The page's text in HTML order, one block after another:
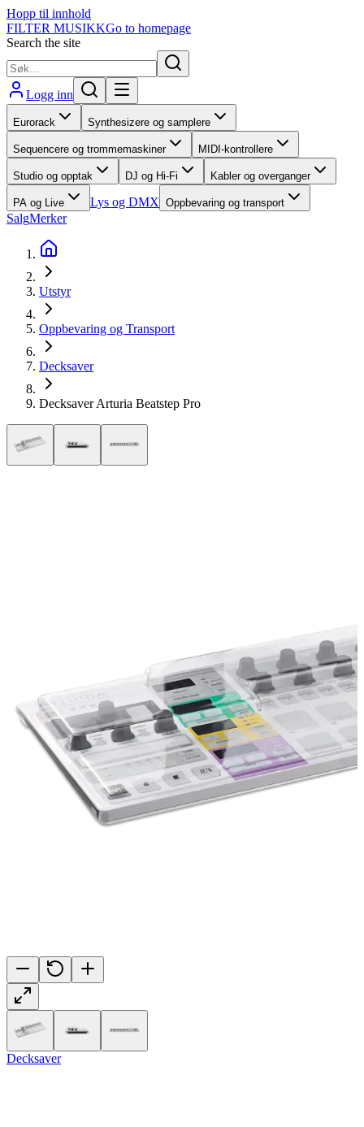
Hopp til innhold
FILTER MUSIKKGo to homepage
Search the site
Logg inn
Eurorack Synthesizere og samplere
Sequencere og trommemaskiner MIDI-kontrollere
Studio og opptak DJ og Hi-Fi Kabler og overganger
PA og Live Lys og DMX Oppbevaring og transport
SalgMerker
Utstyr
Oppbevaring og Transport
Decksaver
Decksaver Arturia Beatstep Pro
Decksaver